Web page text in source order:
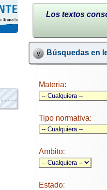
Los textos
Búsquedas en
Materia:
Tipo normativa:
Ambito:
Estado: